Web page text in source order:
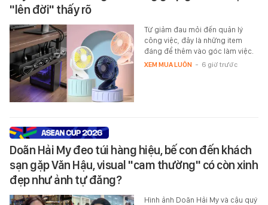
"lên đời" thấy rõ
Từ giảm đau mỏi đến quản lý
công việc, đây là những item
đáng để thêm vào góc làm việc.
XEM MUA LUÔN - 6 giờ trước
Doãn Hải My đeo túi hàng hiệu, bế con đến khách
sạn gặp Văn Hậu, visual "cam thường" có còn xinh
đẹp như ảnh tự đăng?
Hình ảnh Doãn Hải My và cậu quý